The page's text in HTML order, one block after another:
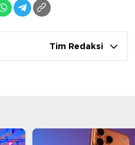
Tim Redaksi